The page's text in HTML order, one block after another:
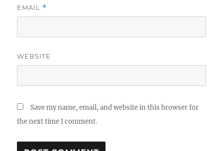
EMAIL *
WEBSITE
Save my name, email, and website in this browser for
the next time I comment.